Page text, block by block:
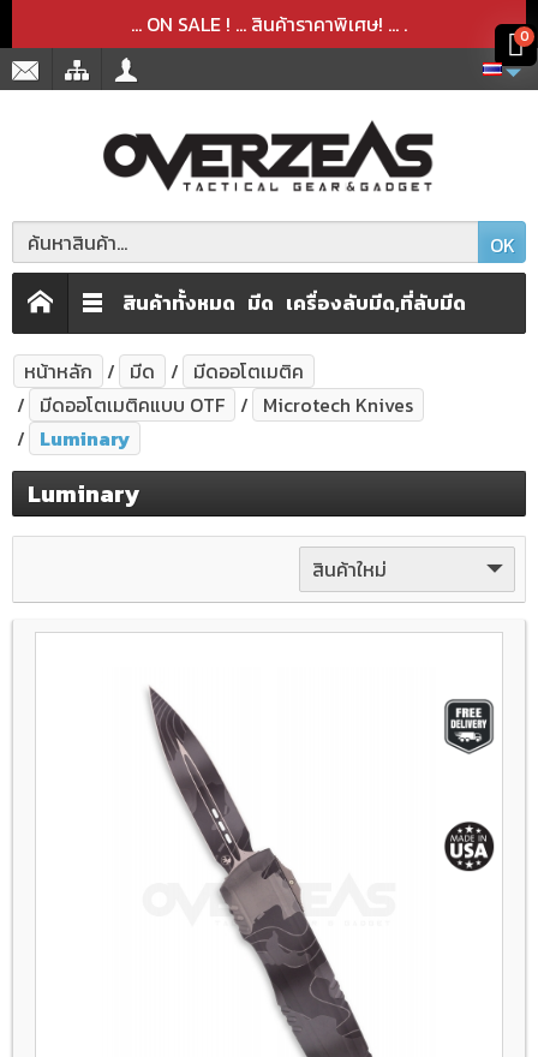
... ON SALE ! ... สินค้าราคาพิเศษ! ... .
OK
สินค้าทั้งหมด มีด เครื่องลับมีด,ที่ลับมีด
หน้าหลัก มีด
มีดออโตเมติค
มีดออโตเมติคแบบ OTF
Microtech Knives
Luminary
Luminary
สินค้าใหม่
สินค้าได้เพิ่มลงในตะกร้าเรียบร้อยแล้ว
สินค้าได้ถูกลบออกจากตะกร้าเรียบร้อยแล้ว
0